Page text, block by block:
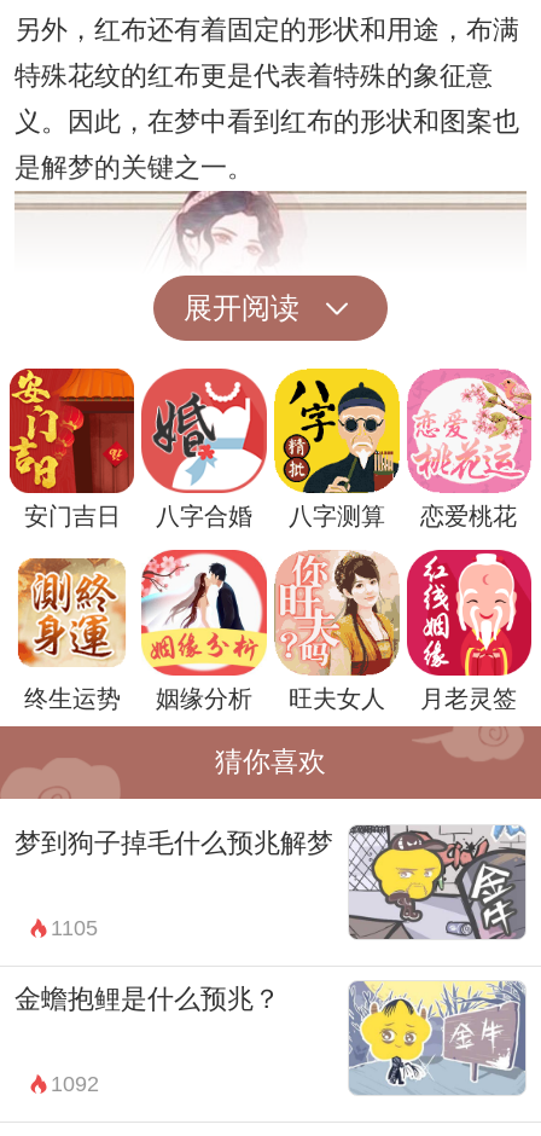
另外，红布还有着固定的形状和用途，布满
特殊花纹的红布更是代表着特殊的象征意
义。因此，在梦中看到红布的形状和图案也
是解梦的关键之一。
如果梦境中的红布呈现出清晰的花纹和图
案，也许需要对梦者生活中的某些事情进行
重新审视。这些图案可能是对梦者日常生活
中遇到的问题的一种隐喻，是梦境对梦者发
出的警示。
总的来说，梦到红布辟邪是一种积极的梦
境，它提醒着梦者需要保持警惕，对待生活
中的各种挑战和困难。梦者可以在日常生活
中多留意一些细节，或者通过一些祈福的方
式来化解梦中的预兆。
然而，需要注意的是，每个人的梦境都是独
特的，梦到红布辟邪的解梦也需要结合梦者
的具体情况和生活经历进行分析。解梦并不
展开阅读
安门吉日 八字合婚 八字测算 恋爱桃花
终生运势 姻缘分析 旺夫女人 月老灵签
猜你喜欢
梦到狗子掉毛什么预兆解梦
1105
金蟾抱鲤是什么预兆？
1092